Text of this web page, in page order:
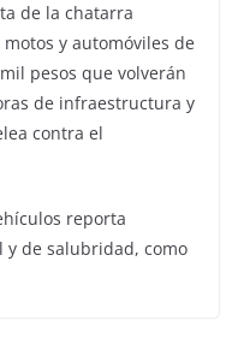
de la chatarra
y automóviles de
pesos que volverán
de infraestructura y
contra el
reporta
y de salubridad, como